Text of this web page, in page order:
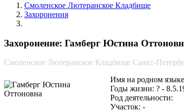
Смоленское Лютеранское Кладбище
Захоронения
Захоронение: Гамберг Юстина
Смоленское Лютеранское Кладбище Санкт-
Имя на родном
Годы жизни: ? -
Род деятельности:
Участок: -